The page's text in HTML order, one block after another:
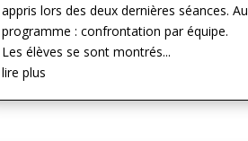
appris lors des deux dernières séances. Au
programme : confrontation par équipe.
Les élèves se sont montrés...
lire plus